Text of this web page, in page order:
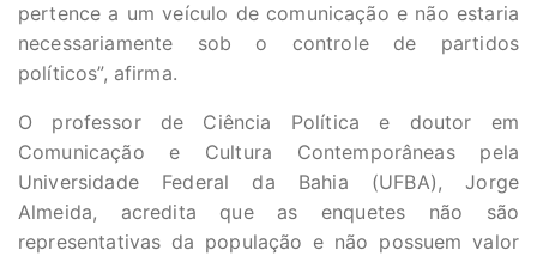
pertence a um veículo de comunicação e não estaria
necessariamente sob o controle de partidos
políticos”, afirma.
O professor de Ciência Política e doutor em
Comunicação e Cultura Contemporâneas pela
Universidade Federal da Bahia (UFBA), Jorge
Almeida, acredita que as enquetes não são
representativas da população e não possuem valor